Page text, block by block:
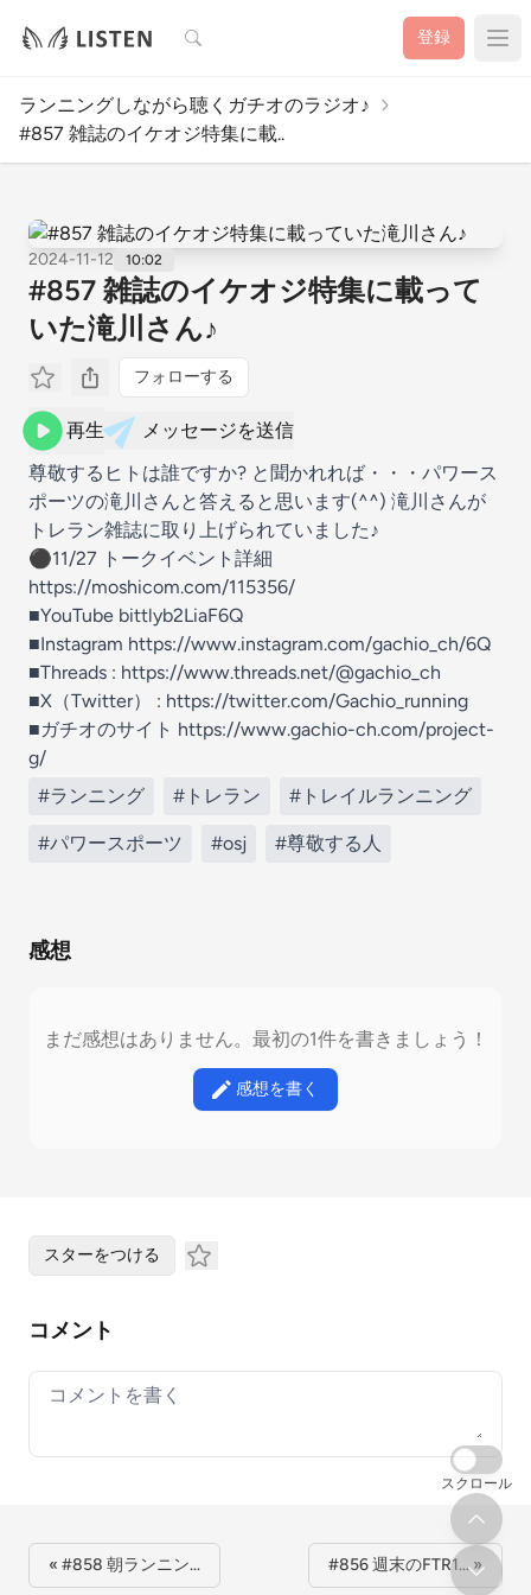
検索 登録
ランニングしながら聴くガチオのラジオ♪
#857 雑誌のイケオジ特集に載..
2024-11-12 10:02
#857 雑誌のイケオジ特集に載って
いた滝川さん♪
フォローする
再生
メッセージを送信
尊敬するヒトは誰ですか? と聞かれれば・・・パワース
ポーツの滝川さんと答えると思います(^^) 滝川さんが
トレラン雑誌に取り上げられていました♪
⚫︎11/27 トークイベント詳細
https://moshicom.com/115356/
■YouTube bittlyb2LiaF6Q
■Instagram https://www.instagram.com/gachio_ch/6Q
■Threads : https://www.threads.net/@gachio_ch
■X（Twitter） : https://twitter.com/Gachio_running
■ガチオのサイト https://www.gachio-ch.com/project-
g/
#ランニング
#トレラン #トレイルランニング
#パワースポーツ #osj #尊敬する人
感想
まだ感想はありません。最初の1件を書きましょう！
感想を書く
スターをつける
コメント
Your comment
« #858 朝ランニン… #856 週末のFTR1… »
スクロール